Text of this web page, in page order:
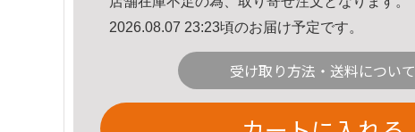
2026.08.07 23:23頃のお届け予定です。
受け取り方法・送料について